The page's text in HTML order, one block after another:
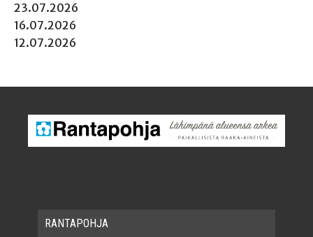
23.07.2026
16.07.2026
12.07.2026
RAN­TA­POH­JA